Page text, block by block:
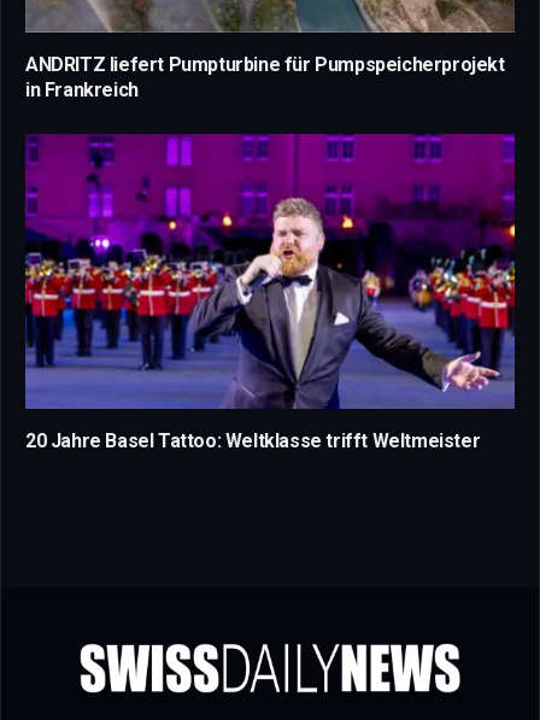
ANDRITZ liefert Pumpturbine für Pumpspeicherprojekt
in Frankreich
20 Jahre Basel Tattoo: Weltklasse trifft Weltmeister